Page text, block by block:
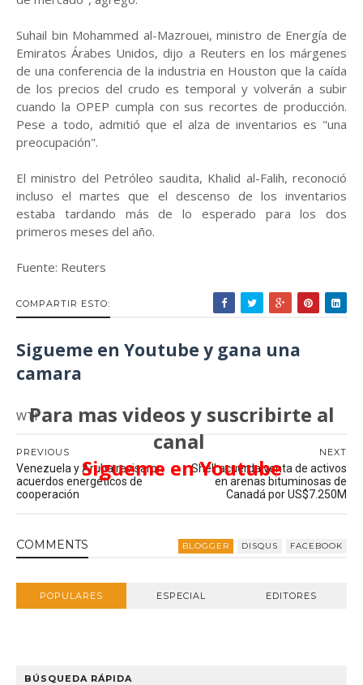
Suhail bin Mohammed al-Mazrouei, ministro de Energía de
Emiratos Árabes Unidos, dijo a Reuters en los márgenes
de una conferencia de la industria en Houston que la caída
de los precios del crudo es temporal y volverán a subir
cuando la OPEP cumpla con sus recortes de producción.
Pese a todo, admitió que el alza de inventarios es "una
preocupación".
El ministro del Petróleo saudita, Khalid al-Falih, reconoció
incluso el martes que el descenso de los inventarios
estaba tardando más de lo esperado para los dos
primeros meses del año.
Fuente: Reuters
COMPARTIR ESTO:
Sigueme en Youtube y gana una
camara
Para mas videos y suscribirte al
canal
Sigueme en Youtube
WTI
NEXT
Shell acuerda venta de activos
en arenas bituminosas de
Canadá por US$7.250M
PREVIOUS
Venezuela y Aruba revisaron
acuerdos energéticos de
cooperación
COMMENTS BLOGGER DISQUS FACEBOOK
POPULARES ESPECIAL EDITORES
BÚSQUEDA RÁPIDA